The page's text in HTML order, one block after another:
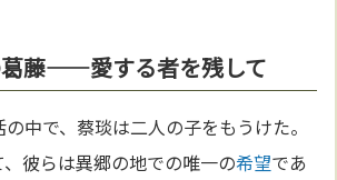
藤——愛する者を残して
中で、蔡琰は二人の子をもうけた。
彼らは異郷の地での唯一の希望であ